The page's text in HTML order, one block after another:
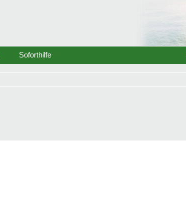
Soforthilfe